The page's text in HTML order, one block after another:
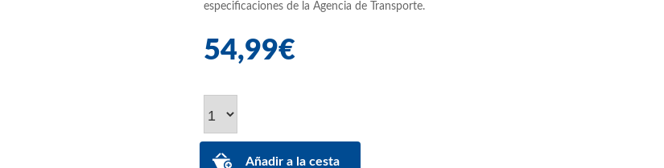
especificaciones de la Agencia de Transporte.
54,99€